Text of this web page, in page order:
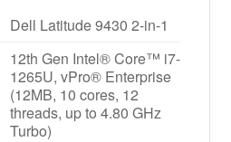
Dell Latitude 9430 2-in-1
12th Gen Intel® Core™ i7-
1265U, vPro® Enterprise
(12MB, 10 cores, 12
threads, up to 4.80 GHz
Turbo)